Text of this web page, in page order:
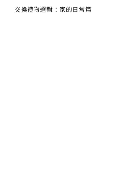
交換禮物選輯：家的日常篇